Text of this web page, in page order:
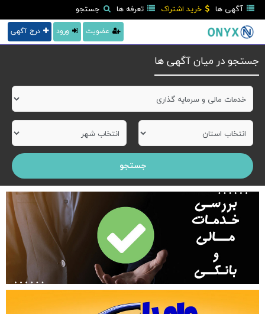
آگهی ها خرید اشتراک تعرفه ها جستجو
درج آگهی ورود عضویت
جستجو در میان آگهی ها